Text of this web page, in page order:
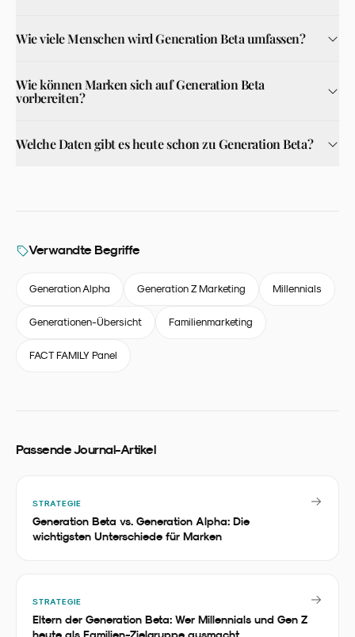
Wie viele Menschen wird Generation Beta umfassen?
Wie können Marken sich auf Generation Beta
vorbereiten?
Welche Daten gibt es heute schon zu Generation Beta?
Verwandte Begriffe
Generation Alpha Generation Z Marketing Millennials
Generationen-Übersicht Familienmarketing
FACT FAMILY Panel
Passende Journal-Artikel
STRATEGIE
Generation Beta vs. Generation Alpha: Die
wichtigsten Unterschiede für Marken
STRATEGIE
Eltern der Generation Beta: Wer Millennials und Gen Z